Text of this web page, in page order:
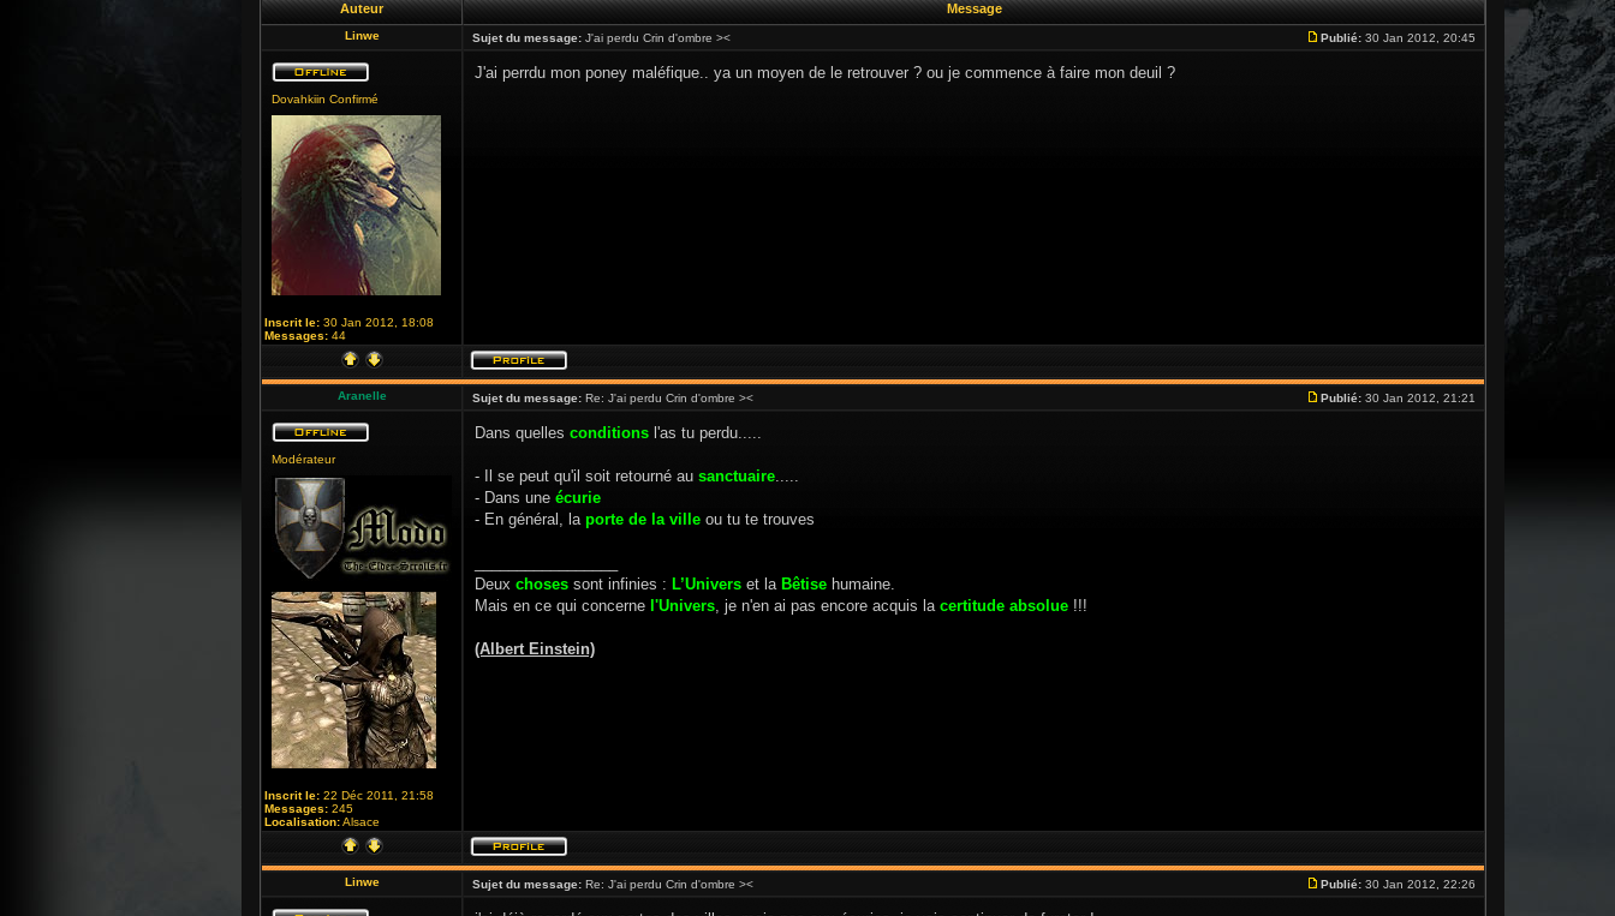
Auteur Message
Linwe Sujet du message: J'ai perdu Crin d'ombre >< Publié: 30 Jan 2012, 20:45
Dovahkiin Confirmé
Inscrit le: 30 Jan 2012, 18:08
Messages: 44
J'ai perrdu mon poney maléfique.. ya un moyen de le retrouver ? ou je commence à faire mon deuil ?
Aranelle Sujet du message: Re: J'ai perdu Crin d'ombre >< Publié: 30 Jan 2012, 21:21
Modérateur
Inscrit le: 22 Déc 2011, 21:58
Messages: 245
Localisation:Alsace
Dans quelles conditions l'as tu perdu.....
- Il se peut qu'il soit retourné au sanctuaire.....
- Dans une écurie
- En général, la porte de la ville ou tu te trouves
Deux choses sont infinies : L’Univers et la Bêtise humaine.
Mais en ce qui concerne l'Univers, je n'en ai pas encore acquis la certitude absolue !!!
(Albert Einstein)
Linwe Sujet du message: Re: J'ai perdu Crin d'ombre >< Publié: 30 Jan 2012, 22:26